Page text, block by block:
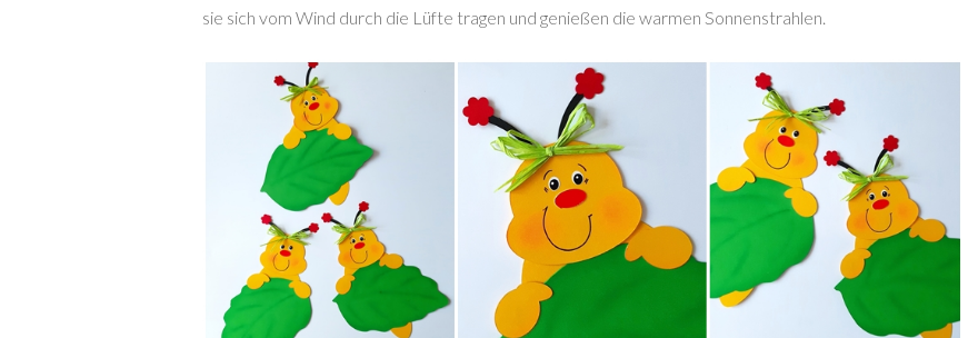
sie sich vom Wind durch die Lüfte tragen und genießen die warmen Sonnenstrahlen.